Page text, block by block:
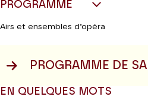
PROGRAMME
Airs et ensembles d’opéra
PROGRAMME DE
EN QUELQUES MOTS